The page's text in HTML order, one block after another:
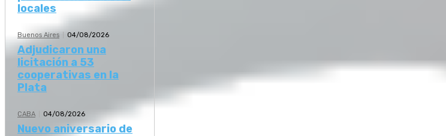
locales
Buenos Aires 04/08/2026
Adjudicaron una
licitación a 53
cooperativas en la
Plata
CABA 04/08/2026
Nuevo aniversario de